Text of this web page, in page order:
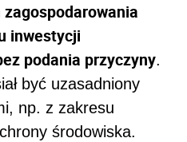
inwestycji
podania przyczyny.
być uzasadniony
np. z zakresu
środowiska.